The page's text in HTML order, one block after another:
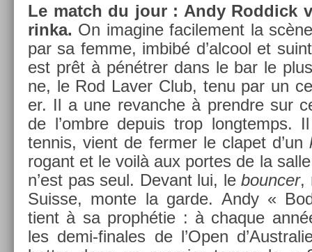
Le match du jour : Andy Rod­dick
rinka. On im­agine facile­ment la
par sa femme, imbibé d’al­cool et
est prêt à pénétrer dans le bar le
ne, le Rod Laver Club, tenu par un
er. Il a une re­vanche à pre­ndre sur
de l’ombre de­puis trop longtemps.
ten­nis, vient de ferm­er le clapet d’un
rogant et le voilà aux por­tes de la
n’est pas seul. De­vant lui, lebounc­er,
Suis­se, monte la garde. Andy «
tient à sa prophétie : à chaque
les demi-finales de l’Open